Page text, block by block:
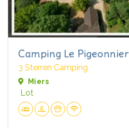
Camping Le Pigeonnier
3 Sterren Camping
Miers
Lot